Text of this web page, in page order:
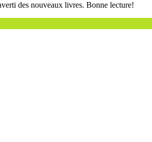
des nouveaux livres. Bonne lecture!